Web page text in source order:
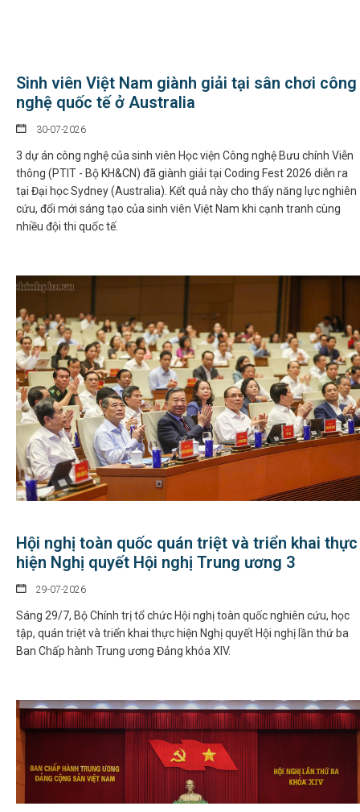
Sinh viên Việt Nam giành giải tại sân chơi công
nghệ quốc tế ở Australia
30-07-2026
3 dự án công nghệ của sinh viên Học viện Công nghệ Bưu chính Viễn
thông (PTIT - Bộ KH&CN) đã giành giải tại Coding Fest 2026 diễn ra
tại Đại học Sydney (Australia). Kết quả này cho thấy năng lực nghiên
cứu, đổi mới sáng tạo của sinh viên Việt Nam khi cạnh tranh cùng
nhiều đội thi quốc tế.
Hội nghị toàn quốc quán triệt và triển khai thực
hiện Nghị quyết Hội nghị Trung ương 3
29-07-2026
Sáng 29/7, Bộ Chính trị tổ chức Hội nghị toàn quốc nghiên cứu, học
tập, quán triệt và triển khai thực hiện Nghị quyết Hội nghị lần thứ ba
Ban Chấp hành Trung ương Đảng khóa XIV.